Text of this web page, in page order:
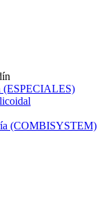
(ESPECIALES)
(COMBISYSTEM)